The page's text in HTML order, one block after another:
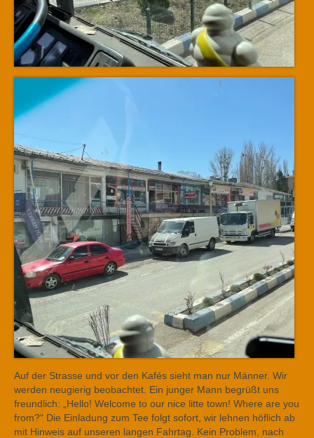
Auf der Strasse und vor den Kafés sieht man nur Männer. Wir
werden neugierig beobachtet. Ein junger Mann begrüßt uns
freundlich: „Hello! Welcome to our nice litte town! Where are you
from?“ Die Einladung zum Tee folgt sofort, wir lehnen höflich ab
mit Hinweis auf unseren langen Fahrtag. Kein Problem, nach